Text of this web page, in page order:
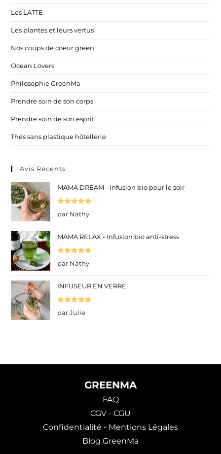
Les LATTE
Les plantes et leurs vertus
Nos coups de coeur green
Ocean Lovers
Philosophie GreenMa
Prendre soin de son corps
Prendre soin de son esprit
Thés sans plastique hôtellerie
Avis Récents
MAMA DREAM - Infusion bio pour le soir
sur
par Nathy
MAMA RELAX - Infusion bio anti-stress
sur
par Nathy
INFUSEUR EN VERRE
sur
par Julie
GREENMA
FAQ
CGV - CGU
Confidentialité - Mentions Légales
Blog GreenMa